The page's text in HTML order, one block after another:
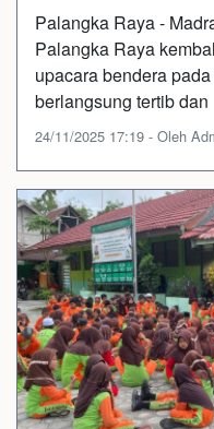
Palangka Raya -
Palangka Raya
upacara bendera
berlangsung tertib dan
24/11/2025 17:19 - Oleh